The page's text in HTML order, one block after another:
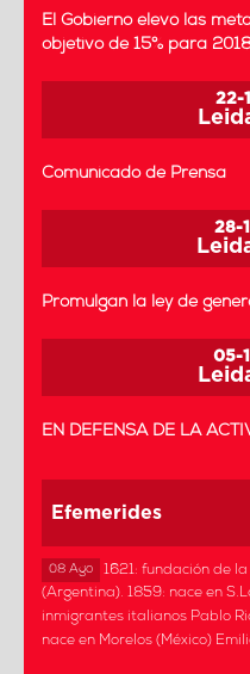
El Gobierno elevó las
objetivo de 15% para
22-
Comunicado de Prensa
28-
Promulgan la ley de
05-
EN DEFENSA DE LA
Efemerides
08 Ago
1621: fundación de
(Argentina). 1859: nace en
inmigrantes italianos Pablo
nace en Morelos (México)